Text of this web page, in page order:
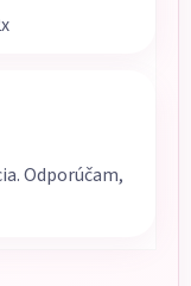
Odporúčam,